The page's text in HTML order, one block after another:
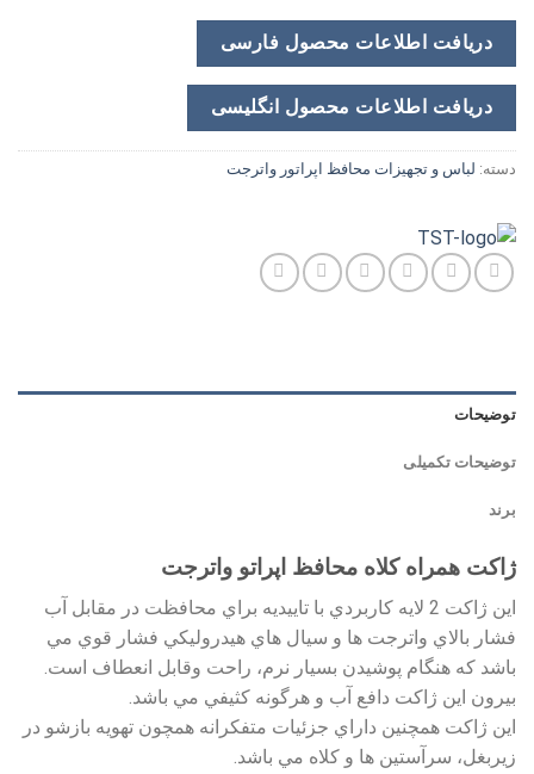
دریافت اطلاعات محصول فارسی
دریافت اطلاعات محصول انگلیسی
دسته: لباس و تجهیزات محافظ اپراتور واترجت
توضیحات
توضیحات تکمیلی
برند
ژاکت همراه کلاه محافظ اپراتو واترجت
اين ژاكت 2 لايه كاربردي با تاييديه براي محافظت در مقابل آب
فشار بالاي واترجت ها و سيال هاي هيدروليكي فشار قوي مي
باشد كه هنگام پوشيدن بسيار نرم، راحت وقابل انعطاف است.
بيرون اين ژاكت دافع آب و هرگونه كثيفي مي باشد.
اين ژاكت همچنين داراي جزئيات متفكرانه همچون تهويه بازشو در
زيربغل، سرآستين ها و كلاه مي باشد.